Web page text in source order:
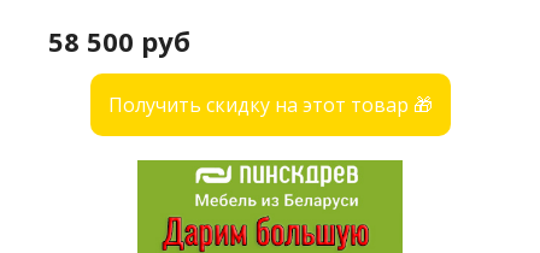
58 500 руб
Получить скидку на этот товар 🎁